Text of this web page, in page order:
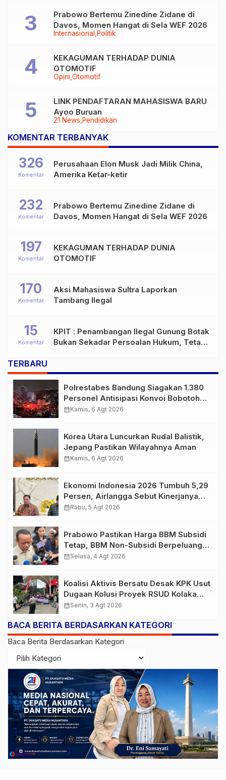
Internasional Politik
Prabowo Bertemu Zinedine Zidane di
Davos, Momen Hangat di Sela WEF 2026
Opini Otomotif
KEKAGUMAN TERHADAP DUNIA
OTOMOTIF
21 News Pendidikan
LINK PENDAFTARAN MAHASISWA BARU
Ayoo Buruan
KOMENTAR TERBANYAK
Perusahaan Elon Musk Jadi Milik China,
Amerika Ketar-ketir
326
Komentar
Prabowo Bertemu Zinedine Zidane di
Davos, Momen Hangat di Sela WEF 2026
232
Komentar
KEKAGUMAN TERHADAP DUNIA
OTOMOTIF
197
Komentar
Aksi Mahasiswa Sultra Laporkan
Tambang Ilegal
170
Komentar
KPIT : Penambangan Ilegal Gunung Botak
Bukan Sekadar Persoalan Hukum, Tetapi
15
Komentar
TERBARU
Polrestabes Bandung Siagakan 1.380
Personel Antisipasi Konvoi Bobotoh
Usai Final Piala Presiden
calendar_monthKamis, 6 Agt 2026
Korea Utara Luncurkan Rudal Balistik,
Jepang Pastikan Wilayahnya Aman
calendar_monthKamis, 6 Agt 2026
Ekonomi Indonesia 2026 Tumbuh 5,29
Persen, Airlangga Sebut Kinerjanya
Lampaui Rata-Rata Global
calendar_monthRabu, 5 Agt 2026
Prabowo Pastikan Harga BBM Subsidi
Tetap, BBM Non-Subsidi Berpeluang
Turun
calendar_monthSelasa, 4 Agt 2026
Koalisi Aktivis Bersatu Desak KPK Usut
Dugaan Kolusi Proyek RSUD Kolaka
Timur, Sejumlah Pejabat dan PT
Diperiksa
calendar_monthSenin, 3 Agt 2026
BACA BERITA BERDASARKAN KATEGORI
Baca Berita Berdasarkan Kategori